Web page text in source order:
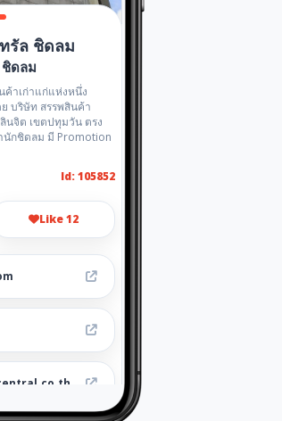
รัล ชิดลม
ชิดลม
ค้าเก่าแก่แห่งหนึ่ง
บริษัท สรรพสินค้า
นจิต เขตปทุมวัน ตรง
นักชิดลม มี Promotion
Id: 105852
Like 12